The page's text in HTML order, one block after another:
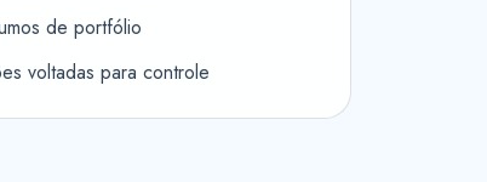
de portfólio
voltadas para controle